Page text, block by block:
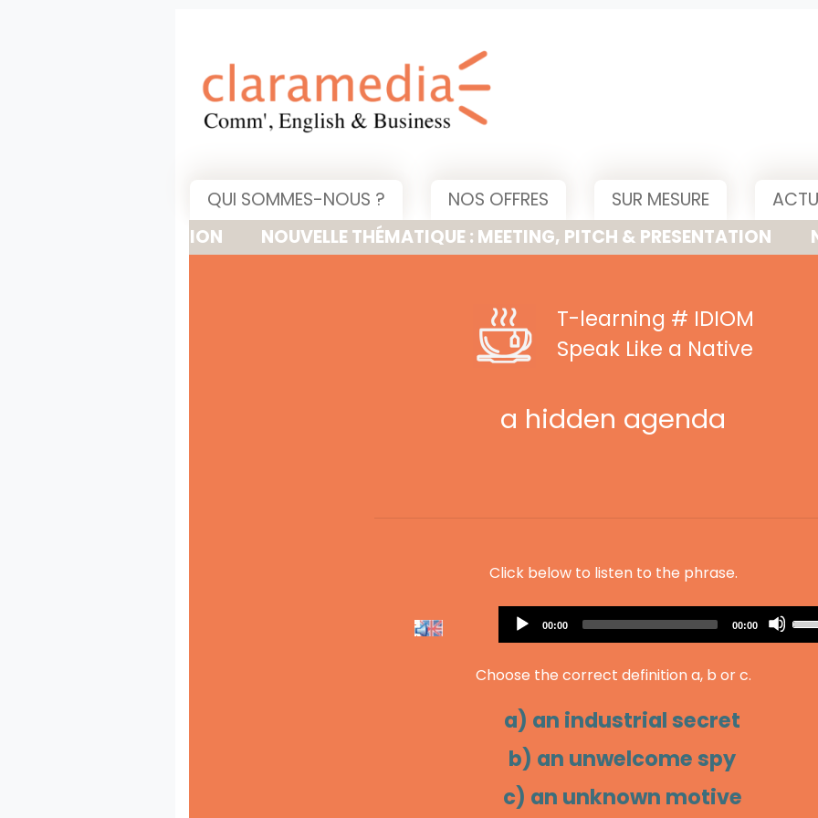
QUI SOMMES-NOUS ? NOS OFFRES SUR MESURE
NOUVELLE THÉMATIQUE : MEETING, PITCH & PRESENTATION
T-learning # IDIOM
Speak Like a Native
a hidden agenda
Click below to listen to the phrase.
Audio
Player
Current
00:00
Total
00:00
Choose the correct definition a, b or c.
a) an industrial secret
b) an unwelcome spy
c) an unknown motive